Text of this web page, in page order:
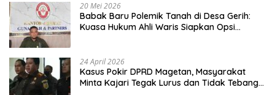
20 Mei 2026
Babak Baru Polemik Tanah di Desa Gerih:
Kuasa Hukum Ahli Waris Siapkan Opsi
24 April 2026
Kasus Pokir DPRD Magetan, Masyarakat
Minta Kajari Tegak Lurus dan Tidak Tebang